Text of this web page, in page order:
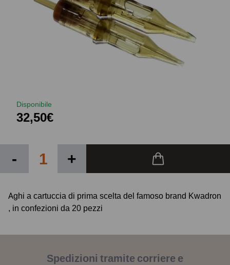
Disponibile
32,50€
- +
Aghi a cartuccia di prima scelta del famoso brand Kwadron
, in confezioni da 20 pezzi
Spedizioni tramite corriere e